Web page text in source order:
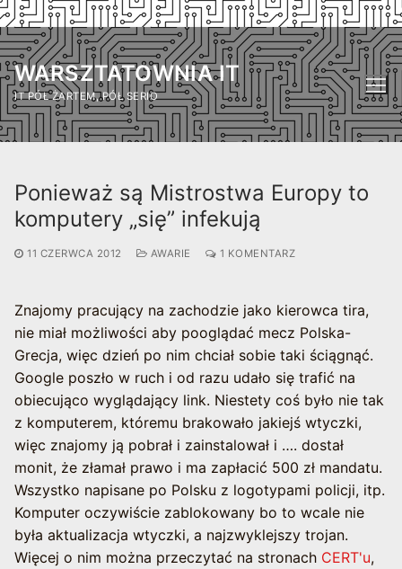
Przejdź
do
treści
WARSZTATOWNIA IT
IT PÓŁ ŻARTEM, PÓŁ SERIO
Ponieważ są Mistrostwa Europy to
komputery „się” infekują
11 CZERWCA 2012 AWARIE 1 KOMENTARZ
Znajomy pracujący na zachodzie jako kierowca tira,
nie miał możliwości aby pooglądać mecz Polska-
Grecja, więc dzień po nim chciał sobie taki ściągnąć.
Google poszło w ruch i od razu udało się trafić na
obiecująco wyglądający link. Niestety coś było nie tak
z komputerem, któremu brakowało jakiejś wtyczki,
więc znajomy ją pobrał i zainstalował i …. dostał
monit, że złamał prawo i ma zapłacić 500 zł mandatu.
Wszystko napisane po Polsku z logotypami policji, itp.
Komputer oczywiście zablokowany bo to wcale nie
była aktualizacja wtyczki, a najzwyklejszy trojan.
Więcej o nim można przeczytać na stronach CERT'u,